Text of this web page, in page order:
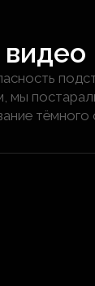
тёмного